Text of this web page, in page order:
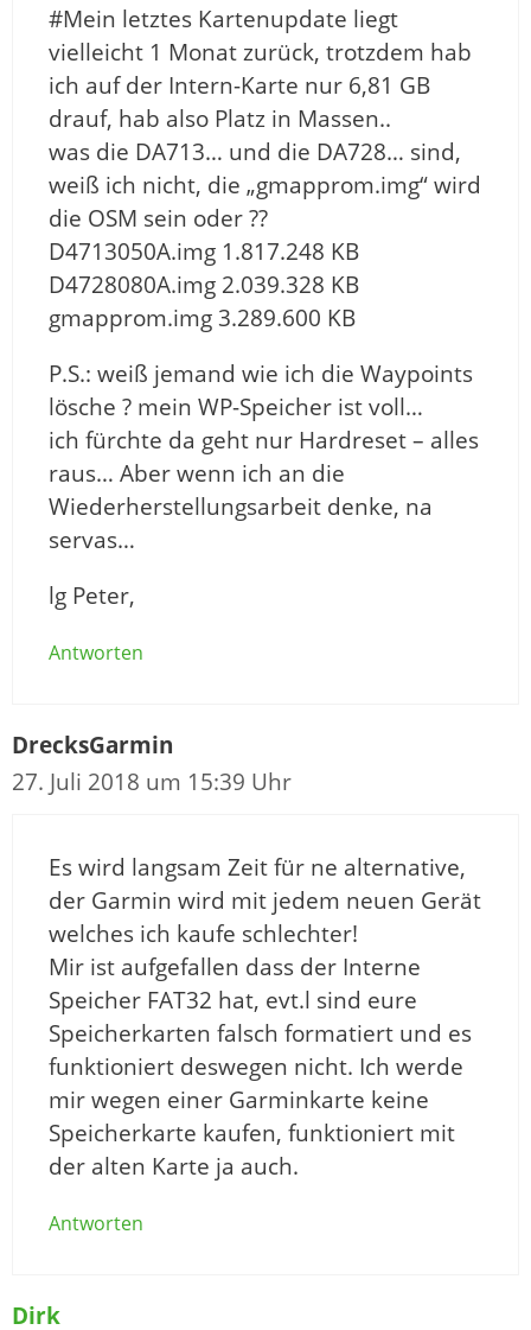
#Mein letztes Kartenupdate liegt
vielleicht 1 Monat zurück, trotzdem hab
ich auf der Intern-Karte nur 6,81 GB
drauf, hab also Platz in Massen..
was die DA713… und die DA728… sind,
weiß ich nicht, die „gmapprom.img“ wird
die OSM sein oder ??
D4713050A.img 1.817.248 KB
D4728080A.img 2.039.328 KB
gmapprom.img 3.289.600 KB
P.S.: weiß jemand wie ich die Waypoints
lösche ? mein WP-Speicher ist voll…
ich fürchte da geht nur Hardreset – alles
raus… Aber wenn ich an die
Wiederherstellungsarbeit denke, na
servas…
lg Peter,
Antworten
DrecksGarmin
27. Juli 2018 um 15:39 Uhr
Es wird langsam Zeit für ne alternative,
der Garmin wird mit jedem neuen Gerät
welches ich kaufe schlechter!
Mir ist aufgefallen dass der Interne
Speicher FAT32 hat, evt.l sind eure
Speicherkarten falsch formatiert und es
funktioniert deswegen nicht. Ich werde
mir wegen einer Garminkarte keine
Speicherkarte kaufen, funktioniert mit
der alten Karte ja auch.
Antworten
Dirk